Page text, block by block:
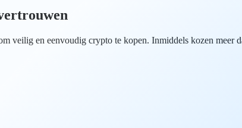
veilig en eenvoudig crypto te kopen. Inmiddels kozen meer